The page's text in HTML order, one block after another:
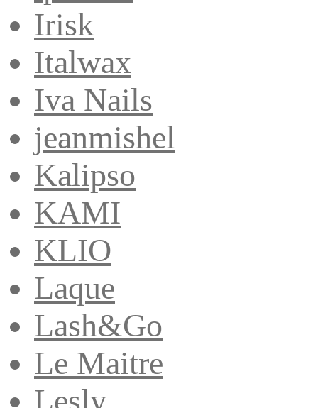
Irisk
Italwax
Iva Nails
jeanmishel
Kalipso
KAMI
KLIO
Laque
Lash&Go
Le Maitre
Lesly